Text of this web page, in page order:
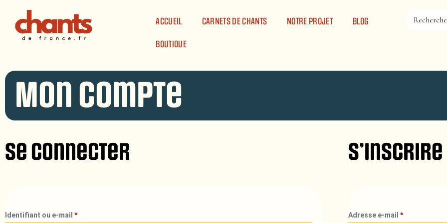
ACCUEIL
CARNETS DE CHANTS NOTRE PROJET BLOG
BOUTIQUE
Mon compte
Se connecter
Identifiant ou e-mail *
S’inscrire
Adresse e-mail*